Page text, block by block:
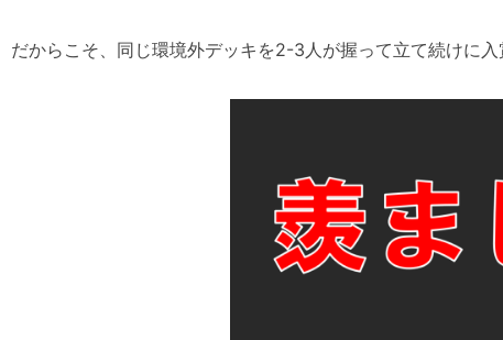
だからこそ、同じ環境外デッキを2-3人が握って立て続けに入